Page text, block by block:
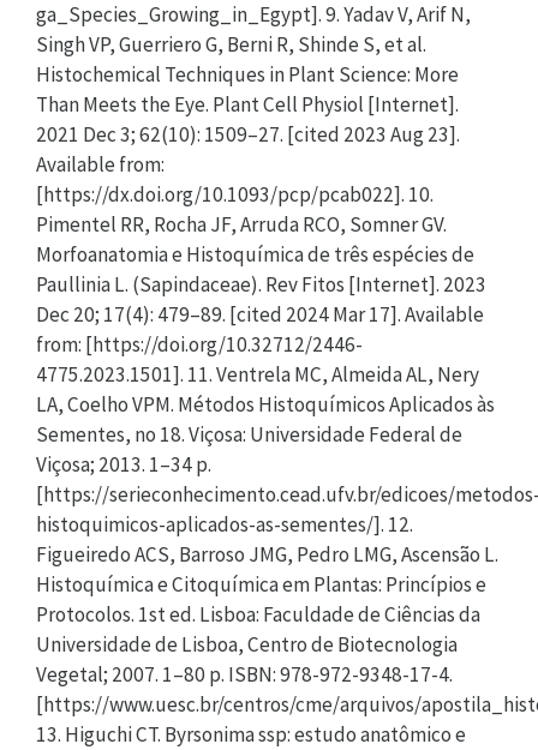
ga_Species_Growing_in_Egypt]. 9. Yadav V, Arif N,
Singh VP, Guerriero G, Berni R, Shinde S, et al.
Histochemical Techniques in Plant Science: More
Than Meets the Eye. Plant Cell Physiol [Internet].
2021 Dec 3; 62(10): 1509–27. [cited 2023 Aug 23].
Available from:
[https://dx.doi.org/10.1093/pcp/pcab022]. 10.
Pimentel RR, Rocha JF, Arruda RCO, Somner GV.
Morfoanatomia e Histoquímica de três espécies de
Paullinia L. (Sapindaceae). Rev Fitos [Internet]. 2023
Dec 20; 17(4): 479–89. [cited 2024 Mar 17]. Available
from: [https://doi.org/10.32712/2446-
4775.2023.1501]. 11. Ventrela MC, Almeida AL, Nery
LA, Coelho VPM. Métodos Histoquímicos Aplicados às
Sementes, no 18. Viçosa: Universidade Federal de
Viçosa; 2013. 1–34 p.
[https://serieconhecimento.cead.ufv.br/edicoes/
histoquimicos-aplicados-as-sementes/]. 12.
Figueiredo ACS, Barroso JMG, Pedro LMG, Ascensão L.
Histoquímica e Citoquímica em Plantas: Princípios e
Protocolos. 1st ed. Lisboa: Faculdade de Ciências da
Universidade de Lisboa, Centro de Biotecnologia
Vegetal; 2007. 1–80 p. ISBN: 978-972-9348-17-4.
[https://www.uesc.br/centros/cme/arquivos/
13. Higuchi CT. Byrsonima ssp: estudo anatômico e